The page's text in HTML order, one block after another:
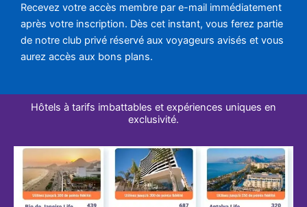
Recevez votre accès membre par e-mail immédiatement
après votre inscription. Dès cet instant, vous ferez partie
de notre club privé réservé aux voyageurs avisés et vous
aurez accès aux bons plans.
Hôtels à tarifs imbattables et expériences uniques en
exclusivité.